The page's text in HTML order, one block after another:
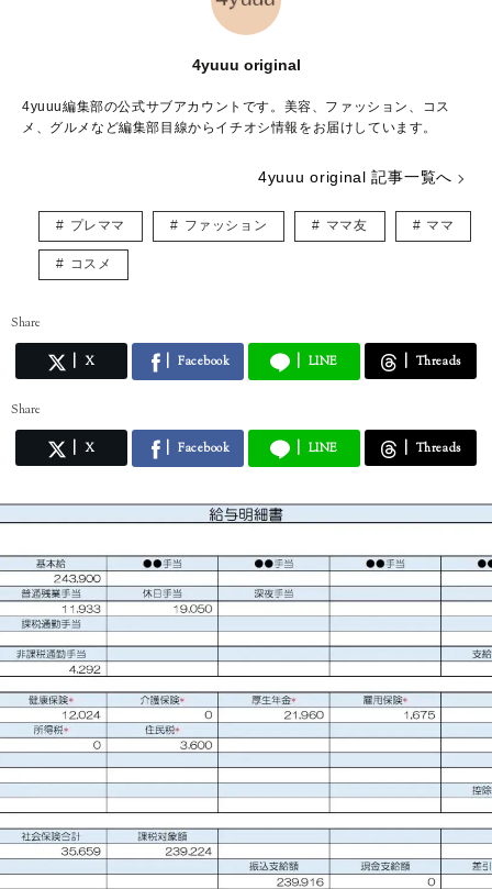
4yuuu original
4yuuu編集部の公式サブアカウントです。美容、ファッション、コス
メ、グルメなど編集部目線からイチオシ情報をお届けしています。
4yuuu original 記事一覧へ
プレママ ファッション ママ友 ママ
コスメ
Share
X Facebook LINE Threads
Share
X Facebook LINE Threads